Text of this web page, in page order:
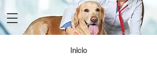
Login / Registre-se
Inicio